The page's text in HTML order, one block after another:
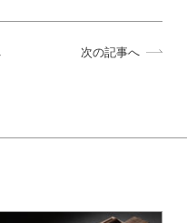
次の記事へ